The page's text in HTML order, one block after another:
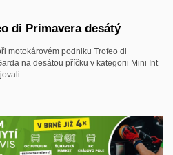
di Primavera desátý
motokárovém podniku Trofeo di
na desátou příčku v kategorii Mini Int